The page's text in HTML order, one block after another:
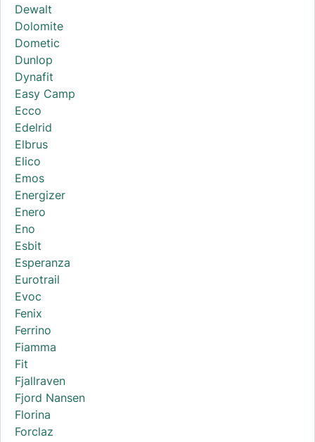
Dewalt
Dolomite
Dometic
Dunlop
Dynafit
Easy Camp
Ecco
Edelrid
Elbrus
Elico
Emos
Energizer
Enero
Eno
Esbit
Esperanza
Eurotrail
Evoc
Fenix
Ferrino
Fiamma
Fit
Fjallraven
Fjord Nansen
Florina
Forclaz